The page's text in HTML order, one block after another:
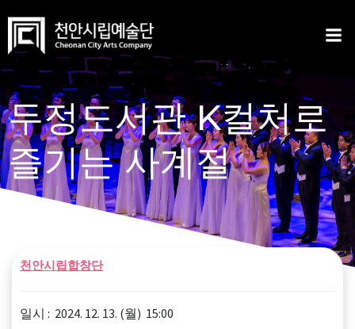
content
두정도서관 K컬처로
즐기는 사계절
천안시립합창단
일시 : 2024. 12. 13. (월) 15:00